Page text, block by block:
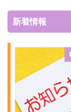
新着情報